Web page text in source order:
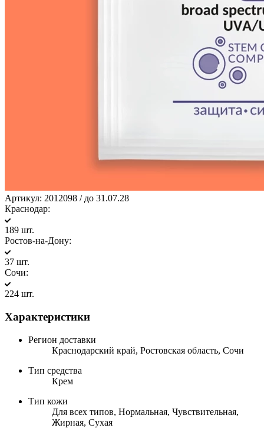
Артикул: 2012098 / до 31.07.28
Краснодар:
189 шт.
Ростов-на-Дону:
37 шт.
Сочи:
224 шт.
Характеристики
Регион доставки
Краснодарский край, Ростовская область, Сочи
Тип средства
Крем
Тип кожи
Для всех типов, Нормальная, Чувствительная,
Жирная, Сухая